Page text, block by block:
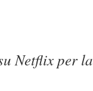
Netflix per la